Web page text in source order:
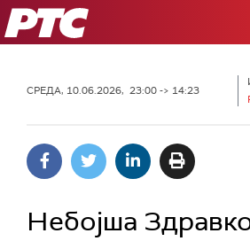
РТС
СРЕДА, 10.06.2026, 23:00 -> 14:23
Небојша